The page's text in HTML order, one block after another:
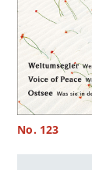
No. 123